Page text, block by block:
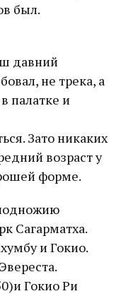
был.
давний
не трека, а
палатке и
Зато никаких
возраст у
форме.
Сагарматха.
и Гокио.
Гокио Ри